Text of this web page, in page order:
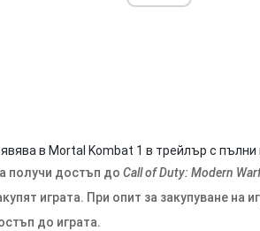
в Mortal Kombat 1 в трейлър с пълни
получи достъп до Call of Duty: Modern
играта. При опит за закупуване на
до играта.